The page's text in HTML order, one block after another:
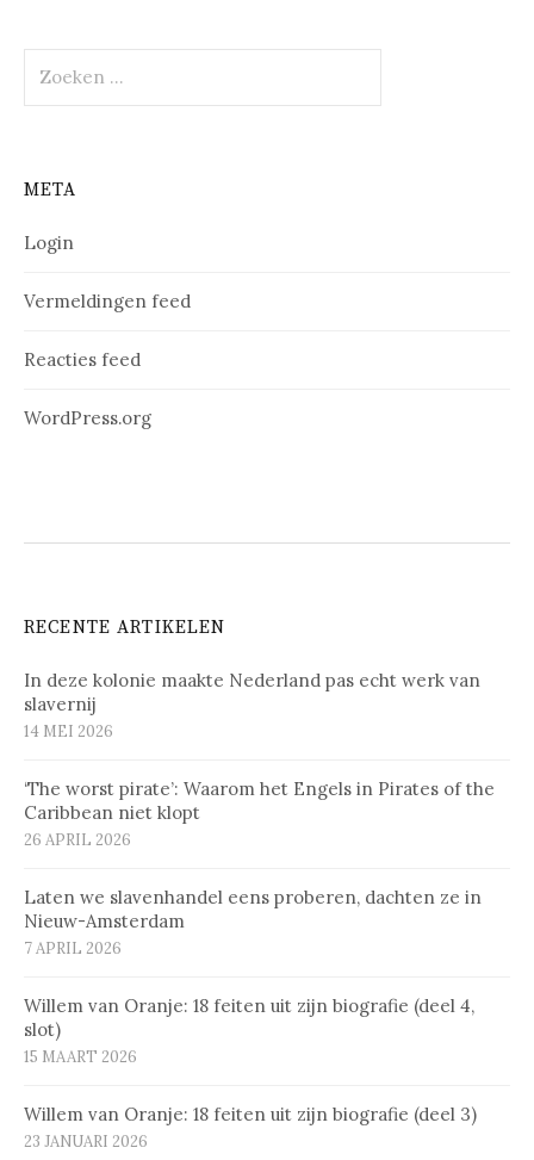
naar:
META
Login
Vermeldingen feed
Reacties feed
WordPress.org
RECENTE ARTIKELEN
In deze kolonie maakte Nederland pas echt werk van
slavernij
14 MEI 2026
‘The worst pirate’: Waarom het Engels in Pirates of the
Caribbean niet klopt
26 APRIL 2026
Laten we slavenhandel eens proberen, dachten ze in
Nieuw-Amsterdam
7 APRIL 2026
Willem van Oranje: 18 feiten uit zijn biografie (deel 4,
slot)
15 MAART 2026
Willem van Oranje: 18 feiten uit zijn biografie (deel 3)
23 JANUARI 2026